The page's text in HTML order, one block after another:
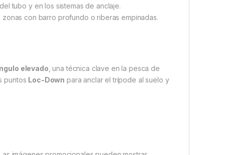
tubo y en los sistemas de anclaje.
con barro profundo o riberas empinadas.
elevado , una técnica clave en la pesca de
puntos Loc-Down para anclar el trípode al suelo y